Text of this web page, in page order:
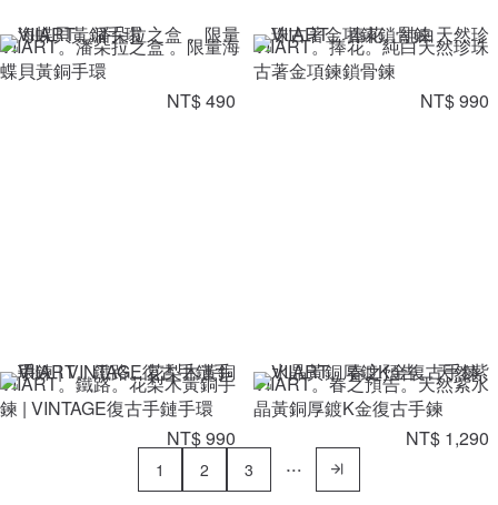
VIIART。潘朵拉之盒 。限量海
蝶貝黃銅手環
NT$ 490
VIIART。捧花。純白天然珍珠
古著金項鍊鎖骨鍊
NT$ 990
VIIART。鐵路。花梨木黃銅手
鍊 | VINTAGE復古手鏈手環
NT$ 990
VIIART。春之預告。天然紫水
晶黃銅厚鍍K金復古手鍊
NT$ 1,290
1 2 3